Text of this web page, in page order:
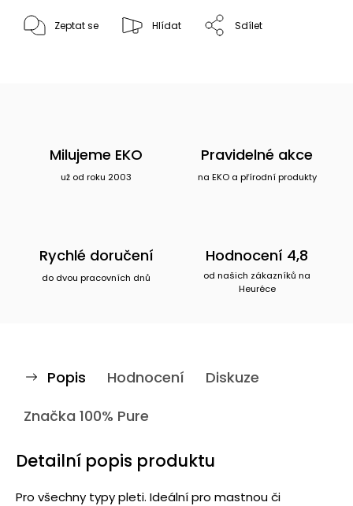
Zeptat se Hlídat Sdílet
Milujeme EKO
už od roku 2003
Pravidelné akce
na EKO a přírodní produkty
Rychlé doručení
do dvou pracovních dnů
Hodnocení 4,8
od našich zákazníků na
Heuréce
Popis Hodnocení
Diskuze
Značka 100% Pure
Detailní popis produktu
Pro všechny typy pleti. Ideální pro mastnou či